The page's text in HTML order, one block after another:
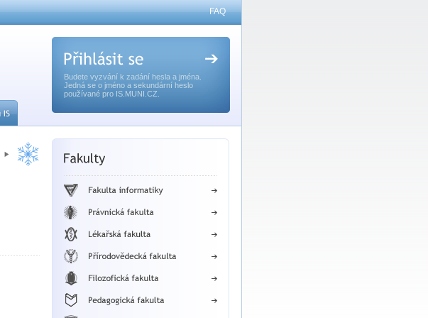
FAQ
Budete vyzvání k zadání hesla a jména.
Jedná se o jméno a sekundární heslo
používané pro IS.MUNI.CZ.